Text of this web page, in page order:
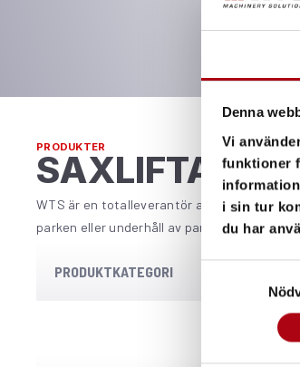
Denna
Vi
funktioner
i sin tur
du har
PRODUKTER
SAXLIFTAR
WTS är en totalleverantör av tjänster och
parken eller underhåll av parkens
PRODUKTKATEGORI